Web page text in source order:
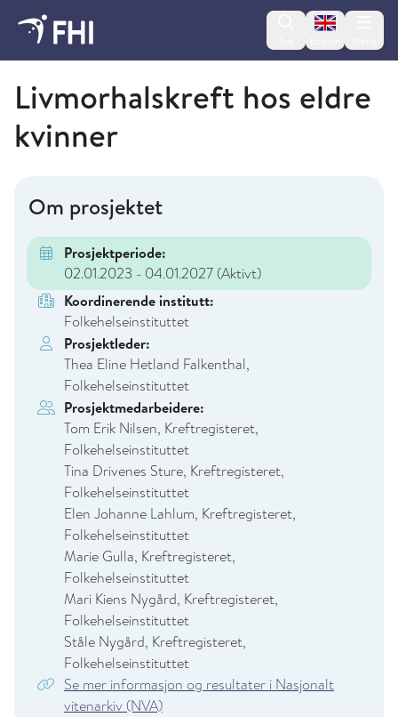
Change
Folkehelseinstituttet
Livmorhalskreft hos eldre
kvinner
Om prosjektet
Prosjektperiode:
02.01.2023 - 04.01.2027 (Aktivt)
Koordinerende institutt:
Folkehelseinstituttet
Prosjektleder:
Thea Eline Hetland Falkenthal,
Folkehelseinstituttet
Prosjektmedarbeidere:
Tom Erik Nilsen, Kreftregisteret,
Folkehelseinstituttet
Tina Drivenes Sture, Kreftregisteret,
Folkehelseinstituttet
Elen Johanne Lahlum, Kreftregisteret,
Folkehelseinstituttet
Marie Gulla, Kreftregisteret,
Folkehelseinstituttet
Mari Kiens Nygård, Kreftregisteret,
Folkehelseinstituttet
Ståle Nygård, Kreftregisteret,
Folkehelseinstituttet
Se mer informasjon og resultater i Nasjonalt
vitenarkiv (NVA)